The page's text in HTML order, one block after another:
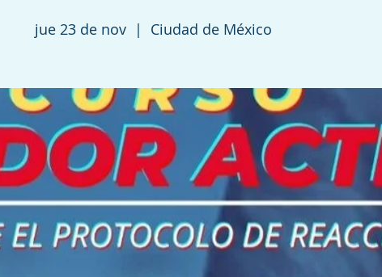
jue 23 de nov
  |
Ciudad de México